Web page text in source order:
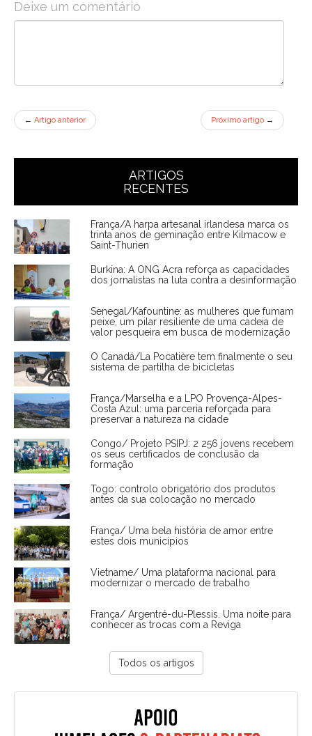
Deixe um comentário
← Artigo anterior Próximo artigo →
ARTIGOS
RECENTES
França/A harpa artesanal irlandesa marca os
trinta anos de geminação entre Kilmacow e
Saint-Thurien
Burkina: A ONG Acra reforça as capacidades
dos jornalistas na luta contra a desinformação
Senegal/Kafountine: as mulheres que fumam
peixe, um pilar resiliente de uma cadeia de
valor pesqueira em busca de modernização
O Canadá/La Pocatière tem finalmente o seu
sistema de partilha de bicicletas
França/Marselha e a LPO Provença-Alpes-
Costa Azul: uma parceria reforçada para
preservar a natureza na cidade
Congo/ Projeto PSIPJ: 2 256 jovens recebem
os seus certificados de conclusão da
formação
Togo: controlo obrigatório dos produtos
antes da sua colocação no mercado
França/ Uma bela história de amor entre
estes dois municípios
Vietname/ Uma plataforma nacional para
modernizar o mercado de trabalho
França/ Argentré-du-Plessis. Uma noite para
conhecer as trocas com a Reviga
Todos os artigos